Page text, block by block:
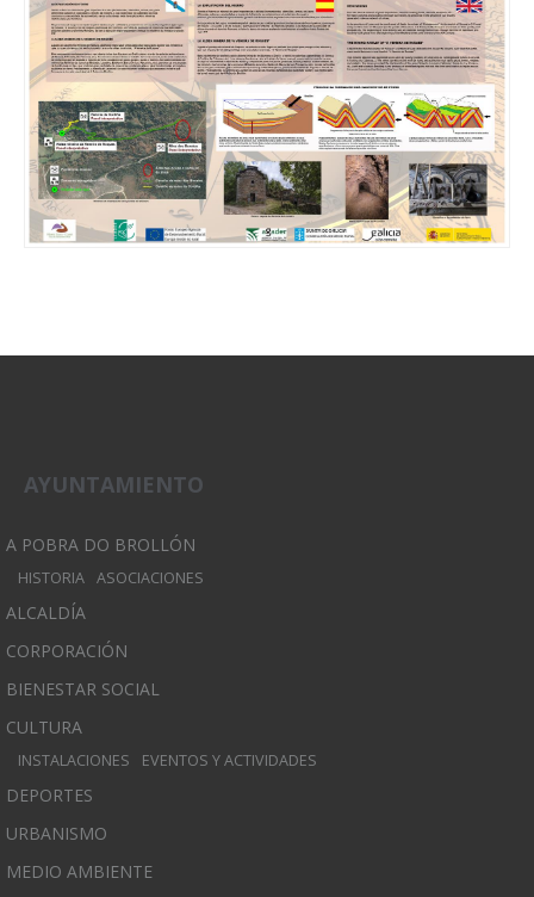
AYUNTAMIENTO
A POBRA DO BROLLÓN
HISTORIA ASOCIACIONES
ALCALDÍA
CORPORACIÓN
BIENESTAR SOCIAL
CULTURA
INSTALACIONES EVENTOS Y ACTIVIDADES
DEPORTES
URBANISMO
MEDIO AMBIENTE